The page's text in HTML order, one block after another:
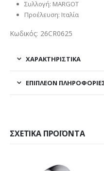
Συλλογή: MARGOT
Προέλευση: Ιταλία
Κωδικός: 26CR0625
ΧΑΡΑΚΤΗΡΙΣΤΙΚΑ
ΕΠΙΠΛΈΟΝ
ΣΧΕΤΙΚΆ ΠΡΟΪΌΝΤΑ